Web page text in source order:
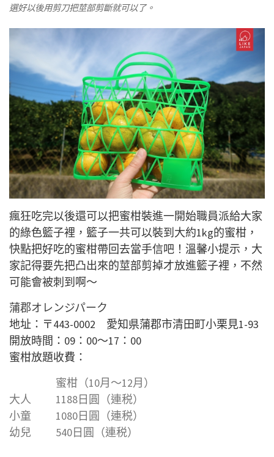
選好以後用剪刀把莖部剪斷就可以了。
瘋狂吃完以後還可以把蜜柑裝進一開始職員派給大家
的綠色籃子裡，籃子一共可以裝到大約1kg的蜜柑，
快點把好吃的蜜柑帶回去當手信吧！溫馨小提示，大
家記得要先把凸出來的莖部剪掉才放進籃子裡，不然
可能會被刺到啊～
蒲郡オレンジパーク
地址： 〒443-0002 愛知県蒲郡市清田町小栗見1-93
開放時間：09：00〜17：00
蜜柑放題收費：
蜜柑（10月～12月）
大人
1188日圓（連税）
小童
1080日圓（連税）
幼兒
540日圓（連税）